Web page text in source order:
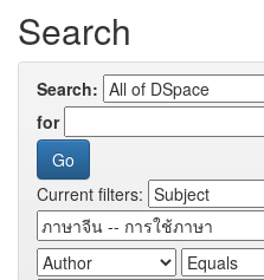
Search
Search:
for
Current filters: